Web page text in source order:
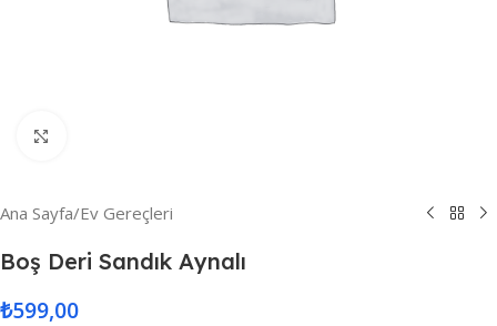
Ana Sayfa/Ev Gereçleri
Boş Deri Sandık Aynalı
₺599,00